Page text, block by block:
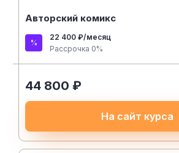
Авторский комикс
22 400 ₽/месяц
Рассрочка 0%
44 800 ₽
На сайт курса